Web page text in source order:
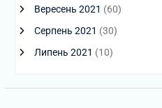
Вересень 2021 (60)
Серпень 2021 (30)
Липень 2021 (10)